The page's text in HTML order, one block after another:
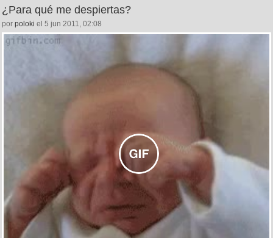
¿Para qué me despiertas?
por poloki el 5 jun 2011, 02:08